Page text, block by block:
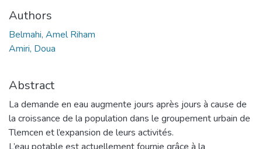
Authors
Belmahi, Amel Riham
Amiri, Doua
Abstract
La demande en eau augmente jours après jours à cause de
la croissance de la population dans le groupement urbain de
Tlemcen et l’expansion de leurs activités.